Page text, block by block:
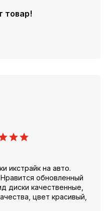
товар!
икстрайк на авто.
обновленный
диски качественные,
цвет красивый,